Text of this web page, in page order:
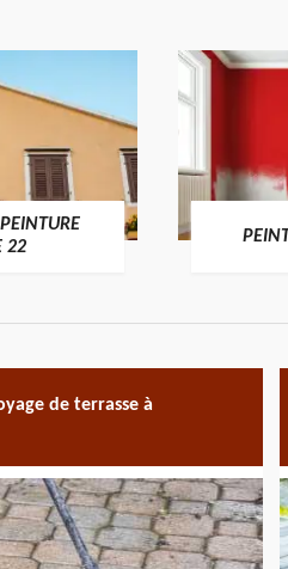
22
de terrasse à